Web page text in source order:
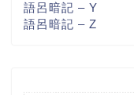
語呂暗記 – Y
語呂暗記 – Z